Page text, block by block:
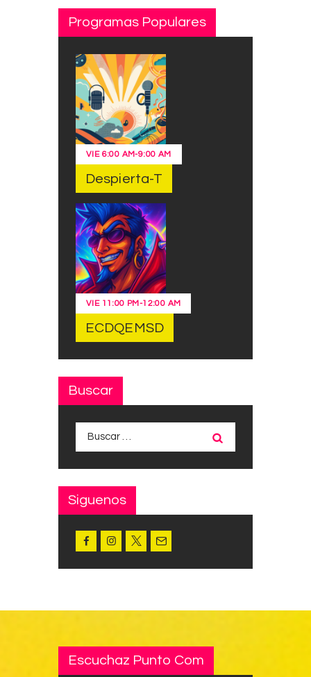
Programas Populares
VIE 6:00 AM-9:00 AM
Despierta-T
VIE 11:00 PM -12:00 AM
ECDQEMSD
Buscar
Siguenos
Escuchaz Punto Com